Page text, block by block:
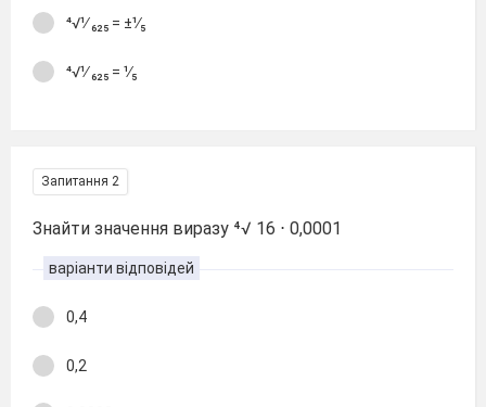
⁴√¹∕ ₆₂₅ = ±¹∕₅
⁴√¹∕ ₆₂₅ = ¹∕₅
Запитання 2
Знайти значення виразу ⁴√ 16 ⋅ 0,0001
варіанти відповідей
0,4
0,2